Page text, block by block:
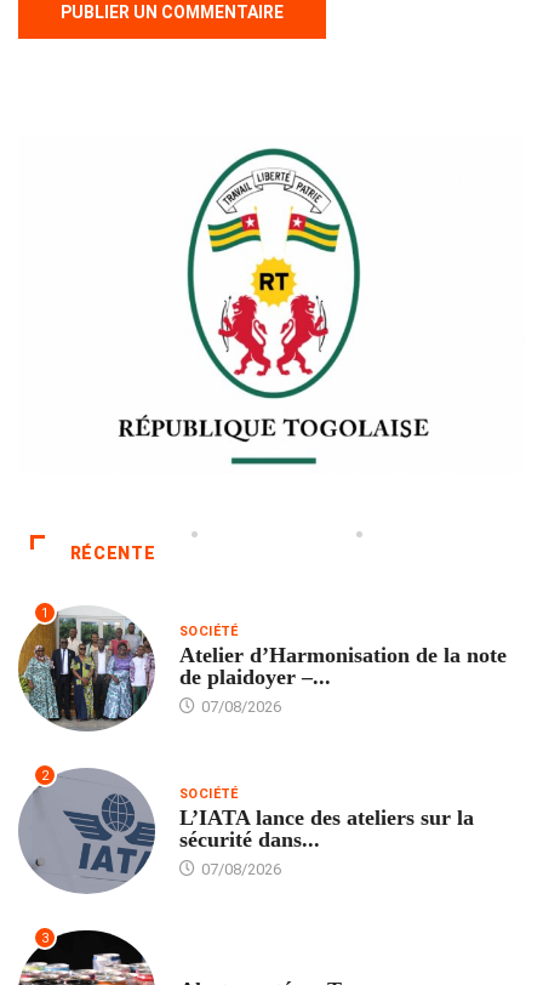
RÉCENTE
1
SOCIÉTÉ
Atelier d’Harmonisation de la note
de plaidoyer –...
07/08/2026
2
SOCIÉTÉ
L’IATA lance des ateliers sur la
sécurité dans...
07/08/2026
3